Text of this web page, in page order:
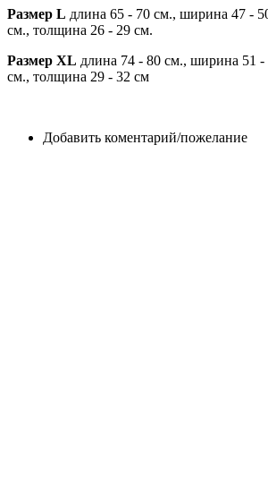
Размер L длина 65 - 70 см., ширина 47 -
см., толщина 26 - 29 см.
Размер XL длина 74 - 80 см., ширина 51 -
см., толщина 29 - 32 см
Добавить коментарий/пожелание